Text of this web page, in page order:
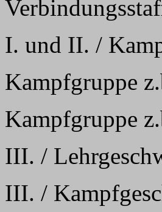
I. und II. /
Kampfgruppe
Kampfgruppe
III. /
III. /